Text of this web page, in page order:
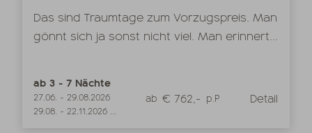
Das sind Traumtage zum Vorzugspreis. Man
gönnt sich ja sonst nicht viel. Man erinnert...
ab 3 - 7 Nächte
27.06. - 29.08.2026
29.08. - 22.11.2026 ...
ab € 762,- p.P Detail